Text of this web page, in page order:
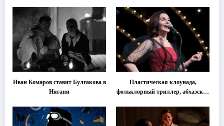
Иван Комаров ставит Булгакова в
Нягани
Пластическая клоунада,
фольклорный триллер, абхазская
втором этапе фестиваля
«Монокль»